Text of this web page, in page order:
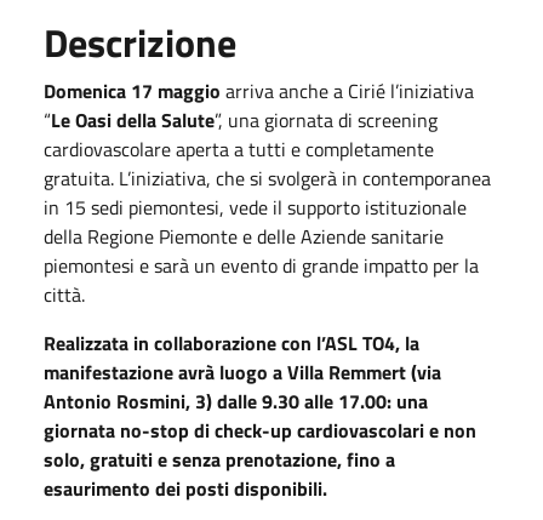
Descrizione
Domenica 17 maggio arriva anche a Cirié l’iniziativa
“Le Oasi della Salute”, una giornata di screening
cardiovascolare aperta a tutti e completamente
gratuita. L’iniziativa, che si svolgerà in contemporanea
in 15 sedi piemontesi, vede il supporto istituzionale
della Regione Piemonte e delle Aziende sanitarie
piemontesi e sarà un evento di grande impatto per la
città.
Realizzata in collaborazione con l’ASL TO4, la
manifestazione avrà luogo a Villa Remmert (via
Antonio Rosmini, 3) dalle 9.30 alle 17.00: una
giornata no-stop di check-up cardiovascolari e non
solo, gratuiti e senza prenotazione, fino a
esaurimento dei posti disponibili.